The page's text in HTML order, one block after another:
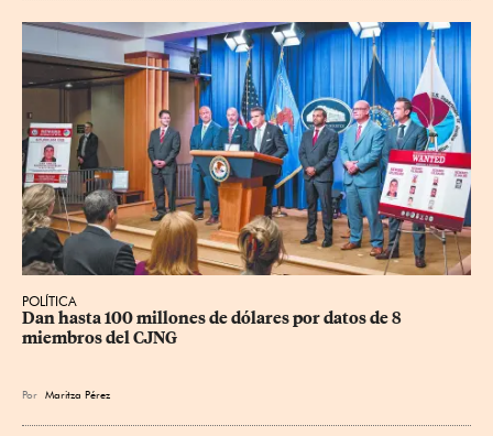
POLÍTICA
Dan hasta 100 millones de dólares por datos de 8
miembros del CJNG
Por Maritza Pérez